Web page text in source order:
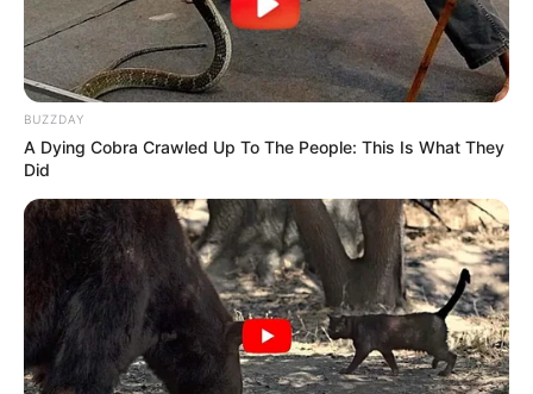
BUZZDAY
A Dying Cobra Crawled Up To The People: This Is What They
Did